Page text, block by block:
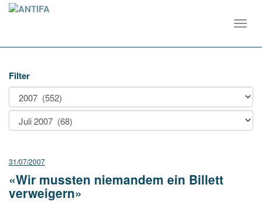
Filter
31/07/2007
«Wir mussten niemandem ein Billett
verweigern»